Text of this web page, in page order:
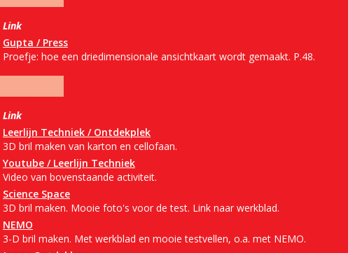
Link
Gupta / Press
Proefje: hoe een driedimensionale ansichtkaart wordt gemaakt. P.48.
Link
Leerlijn Techniek / Ontdekplek
3D bril maken van karton en cellofaan.
Youtube / Leerlijn Techniek
Video van bovenstaande activiteit.
Science Space
3D bril maken. Mooie foto's voor de test. Link naar werkblad.
NEMO
3-D bril maken. Met werkblad en mooie testvellen, o.a. met NEMO.